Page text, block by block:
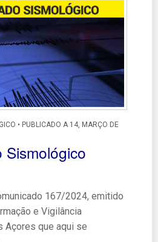
• PUBLICADO A 14, MARÇO DE
Sismológico
167/2024, emitido
e Vigilância
Açores que aqui se